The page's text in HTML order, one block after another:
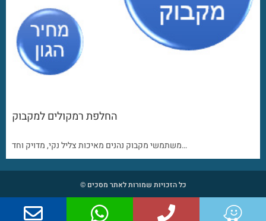
החלפת רמקולים למקבוק
משתמשי מקבוק נהנים מאיכות צליל נקי, מדויק וחד…
כל הזכויות שמורות לאתר מסכים ©